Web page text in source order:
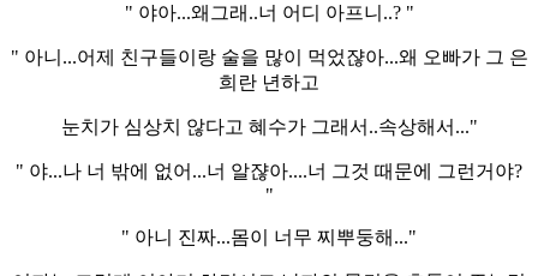
" 야아...왜그래..너 어디 아프니..? "
" 아니...어제 친구들이랑 술을 많이 먹었쟎아...왜 오빠가 그 은
희란 년하고
눈치가 심상치 않다고 혜수가 그래서..속상해서..."
" 야...나 너 밖에 없어...너 알쟎아....너 그것 때문에 그런거야?
"
" 아니 진짜...몸이 너무 찌뿌둥해..."